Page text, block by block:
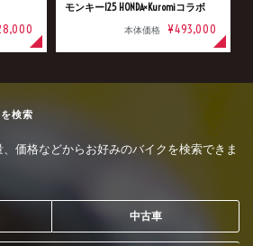
モンキー125 HONDA×Kuromiコラボ
本体価格 ¥493,000
検索
価格などからお好みのバイクを検索できま
中古車